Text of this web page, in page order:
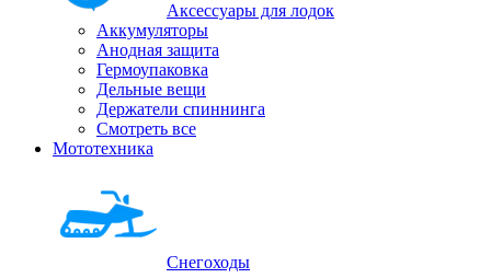
Аксессуары для лодок
Аккумуляторы
Анодная защита
Гермоупаковка
Дельные вещи
Держатели спиннинга
Смотреть все
Мототехника
Снегоходы